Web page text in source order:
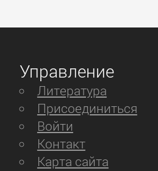
Управление
Литература
Присоединиться
Войти
Контакт
Карта сайта